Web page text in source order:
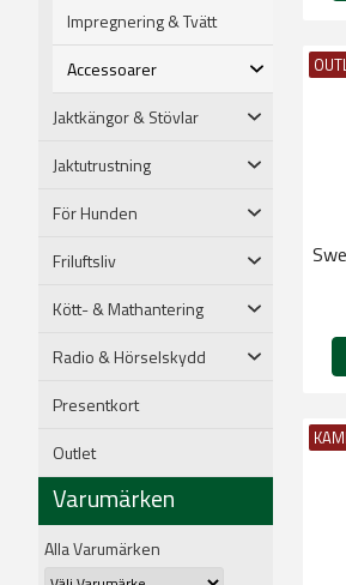
Impregnering & Tvätt
Accessoarer
Jaktkängor & Stövlar
Jaktutrustning
För Hunden
Friluftsliv
Kött- & Mathantering
Radio & Hörselskydd
Presentkort
Outlet
Varumärken
Alla Varumärken